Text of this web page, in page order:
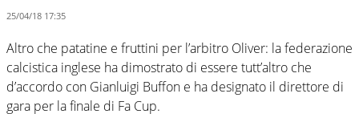
25/04/18 17:35
Altro che patatine e fruttini per l’arbitro Oliver: la federazione
calcistica inglese ha dimostrato di essere tutt’altro che
d’accordo con Gianluigi Buffon e ha designato il direttore di
gara per la finale di Fa Cup.